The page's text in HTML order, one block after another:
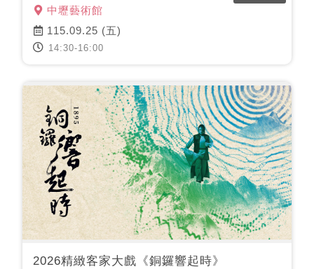
中壢藝術館
115.09.25 (五)
14:30-16:00
2026精緻客家大戲《銅鑼響起時》